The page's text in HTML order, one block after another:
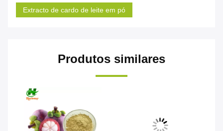
Extracto de cardo de leite em pó
Produtos similares